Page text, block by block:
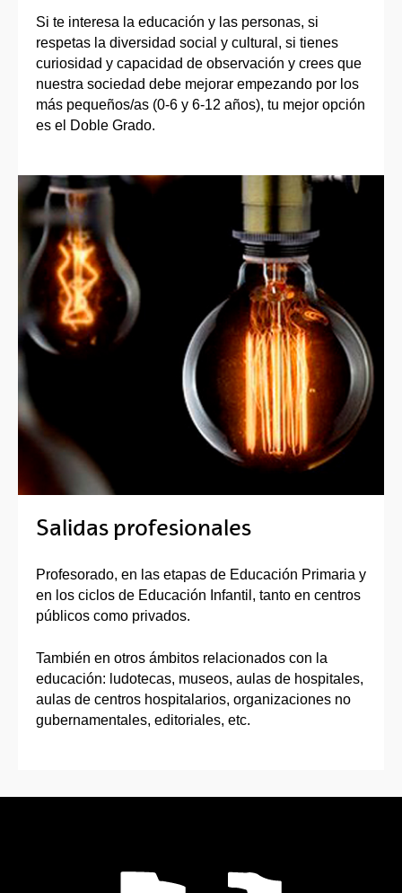
Si te interesa la educación y las personas, si
respetas la diversidad social y cultural, si tienes
curiosidad y capacidad de observación y crees que
nuestra sociedad debe mejorar empezando por los
más pequeños/as (0-6 y 6-12 años), tu mejor opción
es el Doble Grado.
Salidas profesionales
Profesorado, en las etapas de Educación Primaria y
en los ciclos de Educación Infantil, tanto en centros
públicos como privados.
También en otros ámbitos relacionados con la
educación: ludotecas, museos, aulas de hospitales,
aulas de centros hospitalarios, organizaciones no
gubernamentales, editoriales, etc.